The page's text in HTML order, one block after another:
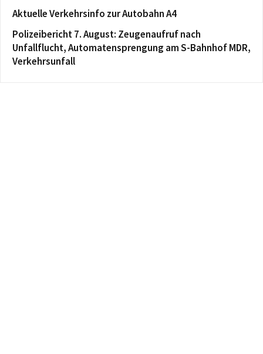
Aktuelle Verkehrsinfo zur Autobahn A4
Polizeibericht 7. August: Zeugenaufruf nach
Unfallflucht, Automatensprengung am S-Bahnhof MDR,
Verkehrsunfall